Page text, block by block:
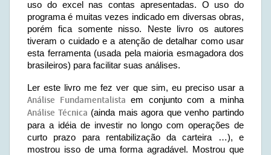
uso do excel nas contas apresentadas. O uso do
programa é muitas vezes indicado em diversas obras,
porém fica somente nisso. Neste livro os autores
tiveram o cuidado e a atenção de detalhar como usar
esta ferramenta (usada pela maioria esmagadora dos
brasileiros) para facilitar suas análises.
Ler este livro me fez ver que sim, eu preciso usar a
Análise Fundamentalista em conjunto com a minha
Análise Técnica (ainda mais agora que venho partindo
para a idéia de investir no longo com operações de
curto prazo para rentabilização da carteira …), e
mostrou isso de uma forma agradável. Mostrou que